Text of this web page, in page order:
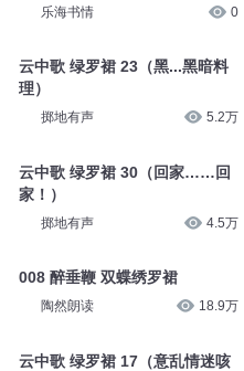
乐海书情 0
云中歌 绿罗裙 23（黑...黑暗料
理）
掷地有声 5.2万
云中歌 绿罗裙 30（回家……回
家！）
掷地有声 4.5万
008 醉垂鞭 双蝶绣罗裙
陶然朗读 18.9万
云中歌 绿罗裙 17（意乱情迷咳